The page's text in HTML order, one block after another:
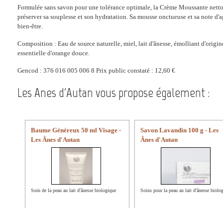
Formulée sans savon pour une tolérance optimale, la Crème Moussante
préserver sa souplesse et son hydratation. Sa mousse onctueuse et sa note
bien-être.
Composition : Eau de source naturelle, miel, lait d'ânesse, émolliant
essentielle d'orange douce.
Gencod : 376 016 005 006 8 Prix public constaté : 12,60 €
Les Anes d'Autan vous propose également :
Baume Généreux 50 ml Visage -
Les Ânes d'Autan
Soin de la peau au lait d'ânesse biologique
Savon Lavandin 100 g - Les
Ânes d'Autan
Soins pour la peau au lait d'ânesse